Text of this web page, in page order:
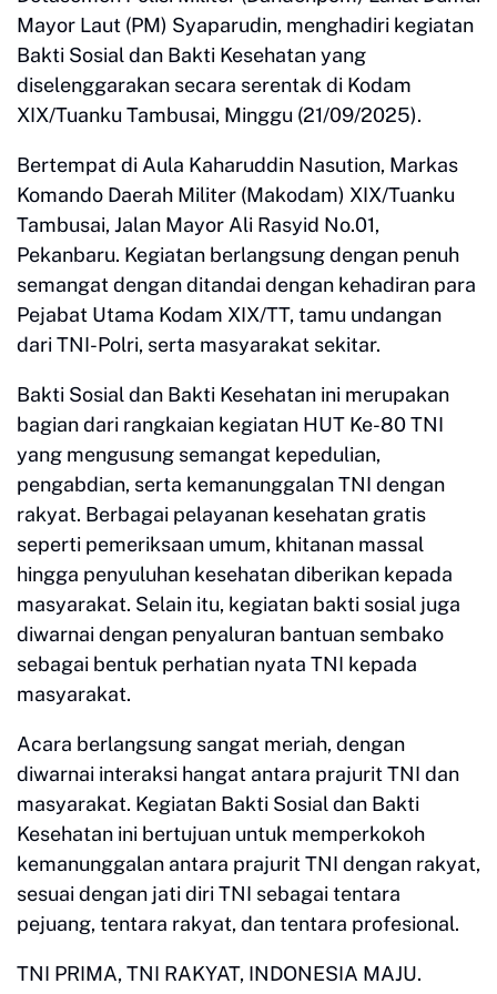
Mayor Laut (PM) Syaparudin, menghadiri kegiatan
Bakti Sosial dan Bakti Kesehatan yang
diselenggarakan secara serentak di Kodam
XIX/Tuanku Tambusai, Minggu (21/09/2025).
Bertempat di Aula Kaharuddin Nasution, Markas
Komando Daerah Militer (Makodam) XIX/Tuanku
Tambusai, Jalan Mayor Ali Rasyid No.01,
Pekanbaru. Kegiatan berlangsung dengan penuh
semangat dengan ditandai dengan kehadiran para
Pejabat Utama Kodam XIX/TT, tamu undangan
dari TNI-Polri, serta masyarakat sekitar.
Bakti Sosial dan Bakti Kesehatan ini merupakan
bagian dari rangkaian kegiatan HUT Ke-80 TNI
yang mengusung semangat kepedulian,
pengabdian, serta kemanunggalan TNI dengan
rakyat. Berbagai pelayanan kesehatan gratis
seperti pemeriksaan umum, khitanan massal
hingga penyuluhan kesehatan diberikan kepada
masyarakat. Selain itu, kegiatan bakti sosial juga
diwarnai dengan penyaluran bantuan sembako
sebagai bentuk perhatian nyata TNI kepada
masyarakat.
Acara berlangsung sangat meriah, dengan
diwarnai interaksi hangat antara prajurit TNI dan
masyarakat. Kegiatan Bakti Sosial dan Bakti
Kesehatan ini bertujuan untuk memperkokoh
kemanunggalan antara prajurit TNI dengan rakyat,
sesuai dengan jati diri TNI sebagai tentara
pejuang, tentara rakyat, dan tentara profesional.
TNI PRIMA, TNI RAKYAT, INDONESIA MAJU.